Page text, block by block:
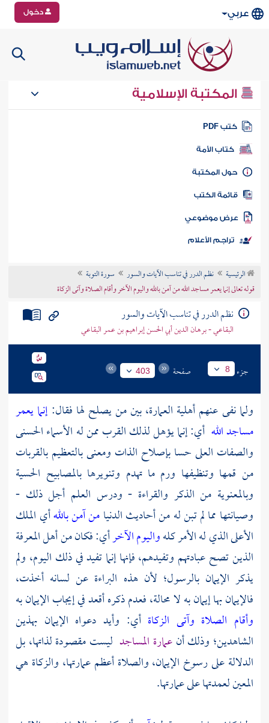
عربي دخول
المكتبة الإسلامية
كتب PDF
كتاب الأمة
المكتبة
الكتب
موضوعي
تراجم الأعلام
الرئيسية نظم الدرر في تناسب الآيات والسور
سورة التوبة
قوله تعالى إنما يعمر مساجد الله من آمن بالله واليوم الآخر وأقام الصلاة وآتى الزكاة
نظم الدرر في تناسب الآيات والسور
البقاعي - برهان الدين أبي الحسن إبراهيم بن عمر البقاعي
جزء 8 صفحة 403
ولما نفى عنهم أهلية العمارة، بين من يصلح لها فقال:إنما يعمر
مساجد الله أي: إنما يؤهل لذلك القرب ممن له الأسماء الحسنى
والصفات العلى حسا بإصلاح الذات ومعنى بالتعظيم بالقربات
من قمها وتنظيفها ورم ما تهدم وتنويرها بالمصابيح الحسية
وبالمعنوية من الذكر والقراءة - ودرس العلم أجل ذلك -
وصيانتها مما لم تبن له من أحاديث الدنيامن آمن باللهأي الملك
الأعلى الذي له الأمر كلهواليوم الآخرأي: فكان من أهل المعرفة
الذين تصح عبادتهم وتفيدهم، فإنها إنما تفيد في ذلك اليوم، ولم
يذكر الإيمان بالرسول؛ لأن هذه البراءة عن لسانه أخذت،
فالإيمان بها إيمان به لا محالة، فعدم ذكره أقعد في إيجاب الإيمان به
وأقام الصلاة وآتى الزكاةأي: وأيد دعواه الإيمان بهذين
الشاهدين؛ وذلك أنعمارة المساجد ليست مقصودة لذاتها، بل
الدلالة على رسوخ الإيمان، والصلاة أعظم عمارتها، والزكاة هي
المعين لعمدتها على عمارتها.